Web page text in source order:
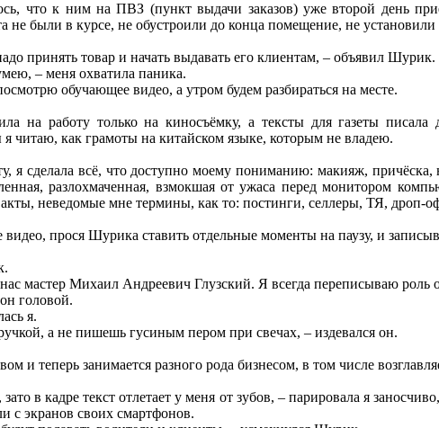
что к ним на ПВЗ (пункт выдачи заказов) уже второй день
не были в курсе, не обустроили до конца помещение, не
принять товар и начать выдавать его клиентам, – объявил Шурик.
– меня охватила паника.
обучающее видео, а утром будем разбираться на месте.
на работу только на киносъёмку, а тексты для газеты
читаю, как грамоты на китайском языке, которым не владею.
я сделала всё, что доступно моему пониманию: макияж, причёска,
разлохмаченная, взмокшая от ужаса перед монитором
неведомые мне термины, как то: постинги, селлеры, ТЯ, дроп-
прося Шурика ставить отдельные моменты на паузу, и
мастер Михаил Андреевич Глузский. Я всегда переписываю роль
головой.
я.
а не пишешь гусиным пером при свечах, – издевался он.
и теперь занимается разного рода бизнесом, в том числе
в кадре текст отлетает у меня от зубов, – парировала я
с экранов своих смартфонов.